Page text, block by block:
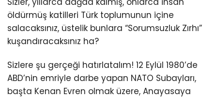
öldürmüş katilleri Türk toplumunun içine
salacaksınız, üstelik bunlara “Sorumsuzluk Zırhı”
kuşandıracaksınız ha?
Sizlere şu gerçeği hatırlatalım! 12 Eylül 1980’de
ABD’nin emriyle darbe yapan NATO Subayları,
başta Kenan Evren olmak üzere, Anayasaya